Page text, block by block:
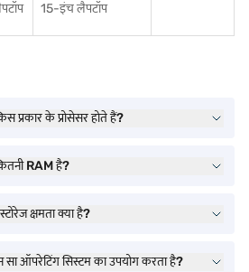
15-इंच लैपटॉप
के प्रोसेसर होते हैं?
RAM है?
क्षमता क्या है?
ऑपरेटिंग सिस्टम का उपयोग करता है?